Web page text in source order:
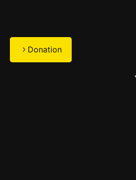
Donation